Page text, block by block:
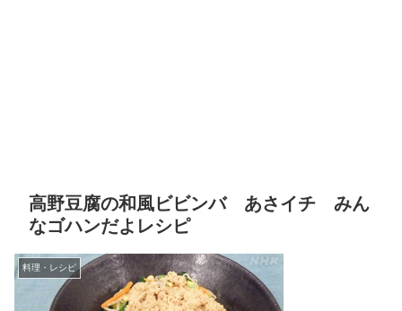
高野豆腐の和風ビビンバ あさイチ みん
なゴハンだよレシピ
料理・レシピ